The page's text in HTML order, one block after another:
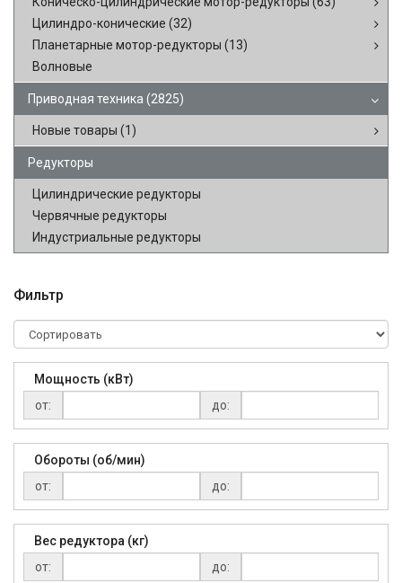
Цилиндро-конические (32)
Планетарные мотор-редукторы (13)
Волновые
Приводная техника (2825)
Новые товары (1)
Редукторы
Цилиндрические редукторы
Червячные редукторы
Индустриальные редукторы
Фильтр
Мощность (кВт)
от:
до:
Обороты (об/мин)
от:
до:
Вес редуктора (кг)
от:
до: